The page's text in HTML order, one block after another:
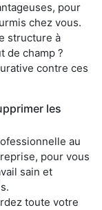
pour
chez vous.
structure à
de champ ?
contre ces
les
au
pour vous
sain et
toute votre